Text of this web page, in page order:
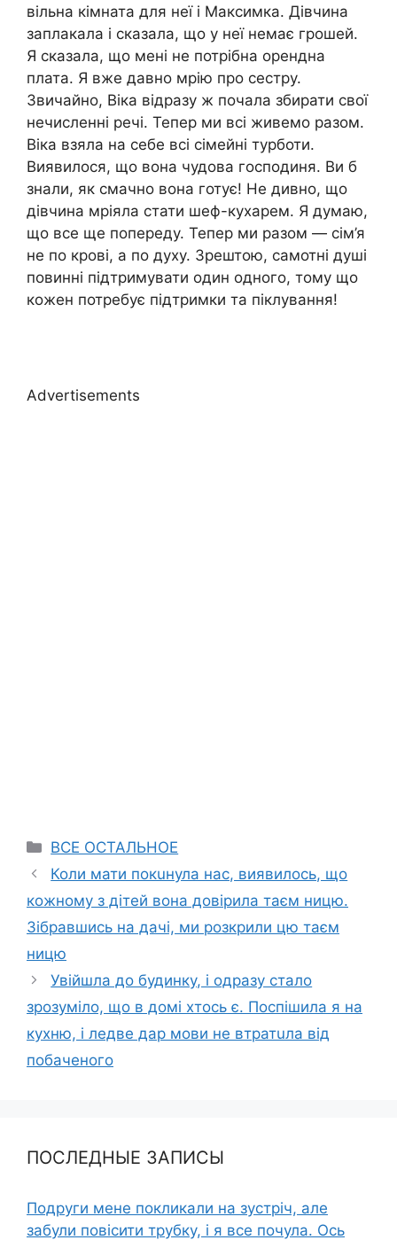
вільна кімната для неї і Максимка. Дівчина
заплакала і сказала, що у неї немає грошей.
Я сказала, що мені не потрібна орендна
плата. Я вже давно мрію про сестру.
Звичайно, Віка відразу ж почала збирати свої
нечисленні речі. Тепер ми всі живемо разом.
Віка взяла на себе всі сімейні турботи.
Виявилося, що вона чудова господиня. Ви б
знали, як смачно вона готує! Не дивно, що
дівчина мріяла стати шеф-кухарем. Я думаю,
що все ще попереду. Тепер ми разом — сім’я
не по крові, а по духу. Зрештою, самотні душі
повинні підтримувати один одного, тому що
кожен потребує підтримки та піклування!
Advertisements
Categories
ВСЕ ОСТАЛЬНОЕ
Коли мати покuнула нас, виявилось, що
кожному з дітей вона довірила таєм ницю.
Зібравшись на дачі, ми розкрили цю таєм
ницю
Увійшла до будинку, і одразу стало
зрозуміло, що в домі хтось є. Поспішила я на
кухню, і ледве дар мови не втратuла від
побаченого
ПОСЛЕДНЫЕ ЗАПИСЫ
Подруги мене покликали на зустріч, але
забули повісити трубку, і я все почула. Ось